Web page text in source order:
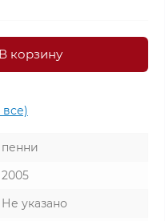
В корзину
все)
пенни
2005
Не указано